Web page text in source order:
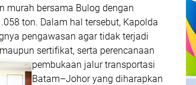
murah bersama Bulog dengan
ton. Dalam hal tersebut, Kapolda
pengawasan agar tidak terjadi
sertifikat, serta perencanaan
pembukaan jalur transportasi
Batam–Johor yang diharapkan